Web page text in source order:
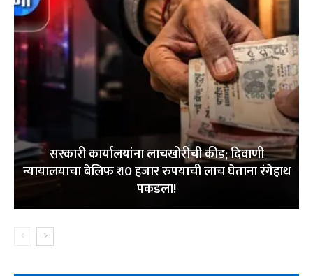
सरकारी कार्यालयांना लाचखोरीची कीड; दिवाणी
न्यायालयाचा बेलिफ ₹ 10 हजार रुपयाची लाच घेताना रंगेहाथ
पकडला!